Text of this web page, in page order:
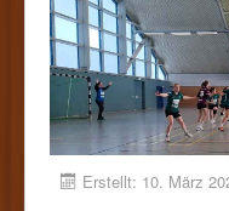
Erstellt: 10. März